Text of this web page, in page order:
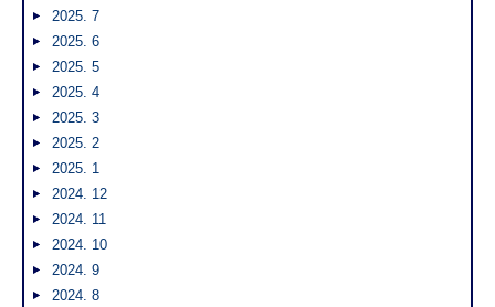
2025. 7
2025. 6
2025. 5
2025. 4
2025. 3
2025. 2
2025. 1
2024. 12
2024. 11
2024. 10
2024. 9
2024. 8